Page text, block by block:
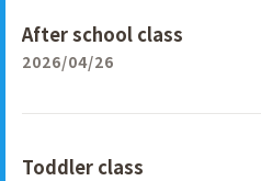
After school class
2026/04/26
Toddler class